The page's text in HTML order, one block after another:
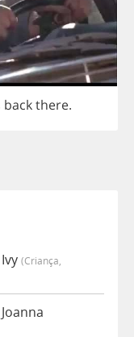
backthere.
(criança,